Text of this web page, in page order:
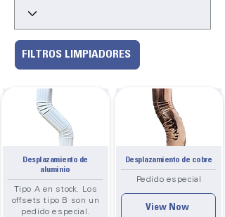
FILTROS LIMPIADORES
Desplazamiento de
aluminio
Tipo A en stock. Los
offsets tipo B son un
pedido especial.
Desplazamiento de cobre
Pedido especial
View Now